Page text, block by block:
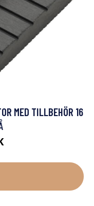
MED TILLBEHÖR 16